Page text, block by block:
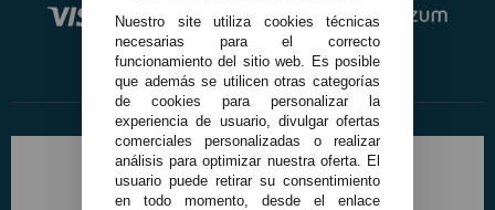
Nuestro site utiliza cookies técnicas
necesarias para el correcto
funcionamiento del sitio web. Es posible
que además se utilicen otras categorías
de cookies para personalizar la
experiencia de usuario, divulgar ofertas
comerciales personalizadas o realizar
análisis para optimizar nuestra oferta. El
usuario puede retirar su consentimiento
en todo momento, desde el enlace